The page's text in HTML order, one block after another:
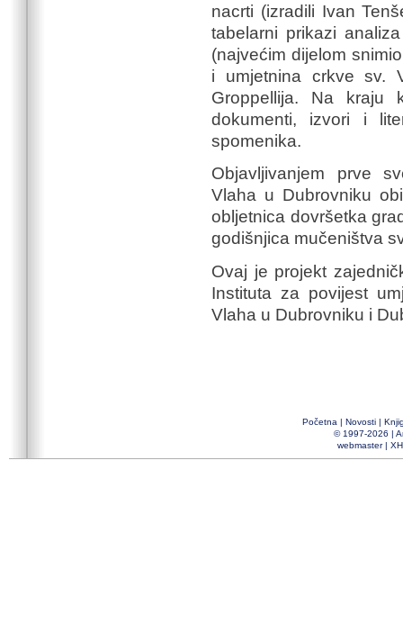
nacrti (izradili Ivan
tabelarni prikazi
(najvećim dijelom
i umjetnina crkve sv.
Groppellija. Na kraju
dokumenti, izvori i
spomenika.
Objavljivanjem prve
Vlaha u Dubrovniku
obljetnica dovršetka
godišnjica mučeništva
Ovaj je projekt
Instituta za povijest
Vlaha u Dubrovniku i
Početna | Novosti |
© 1997-2026 |
webmaster|